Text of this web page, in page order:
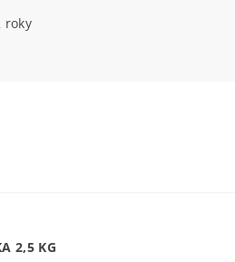
roky
2,5 KG